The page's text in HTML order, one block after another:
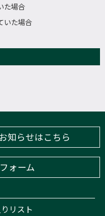
た場合
いた場合
知らせはこちら
ォーム
リスト